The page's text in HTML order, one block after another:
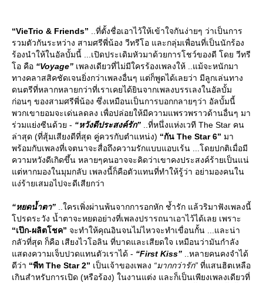
“VieTrio & Friends” ..ที่ตั้งชื่อเอาไว้ให้เข้าใจกันง่ายๆ ว่าเป็นการ
รวมตัวกันระหว่าง สามศรีพี่น้อง วีทรีโอ และกลุ่มเพื่อนที่เป็นนักร้อง
ร้องนำให้ในอัลบั้มนี้ ...เปิดประเดิมหัวมาด้วยการโชว์ของดี โดย วีทรี
อ คือ “Voyage” เพลงเดียวที่ไม่มีใครร้องเพลงให้ ..แม้จะหนักมา
ทางคลาสสิคชัดเจนยิ่งกว่าเพลงอื่นๆ แต่ก็พูดได้เลยว่า มีลูกเล่นทาง
ดนตรีที่หลากหลายกว่าที่เราเคยได้ยินจากเพลงบรรเลงในอัลบั้ม
ก่อนๆ ของสามศรีพี่น้อง ซึ่งเหมือนเป็นการบอกกลายๆว่า อัลบั้มนี้
พวกเขายอมจะเด่นลดลง เพื่อปล่อยให้มีความแพรวพราวด้านอื่นๆ มา
ร่วมแย่งซีนด้วย - “หวังดีประสงค์รัก” ..ที่หนึ่งแห่งเวที The Star คน
ล่าสุด (ที่สุ้มเสียงดีที่สุด คู่ควรกับตำแหน่ง) “กัน The Star 6” มา
พร้อมกับเพลงที่เจตนาจะสื่อถึงความรักแบบแอบเร้น ...โดยปกติเมื่อมี
ความหวังดีเกิดขึ้น หลายๆคนอาจจะคิดว่าเขาคงประสงค์ร้ายเป็นแน่
ต่หากมองในมุมกลับ เพลงนี้ก็คือตัวแทนที่ทำให้รู้ว่า อย่ามองคนใน
ง่ร้ายเสมอไปจะดีเสียกว่า
“หยดน้ำตา” ..ใครเพิ่งผ่านพ้นจากการอกหัก ช้ำรัก แล้วริมาฟังเพลงนี้
ปรดระวัง น้ำตาจะหยดอย่างที่เพลงปรารถนาเอาไว้ได้เลย เพราะ
“เป๊ก-ผลิตโชค” จะทำให้คุณอินจนไม่ไหวจะทำเขื่อนกั้น ...และน่า
กลัวที่สุด ก็คือ เสียงไวโอลิน ที่บาดและเสียดใจ เหมือนว่ามันกำลัง
สดงความเจ็บปวดแทนตัวเราได้ - “First Kiss” ..หลายคนคงจำได้
ดีว่า “พีท The Star 2” เป็นเจ้าของเพลง “มากกว่ารัก” ที่แสนฮิตเหลือ
เกินสำหรับการเปิด (หรือร้อง) ในงานแต่ง และก็เป็นเพียงเพลงเดียวที่